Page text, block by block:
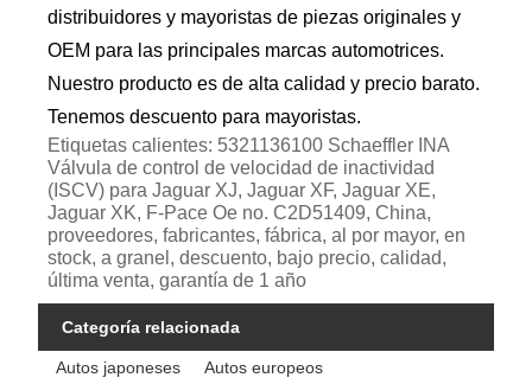
distribuidores y mayoristas de piezas originales y
OEM para las principales marcas automotrices.
Nuestro producto es de alta calidad y precio barato.
Tenemos descuento para mayoristas.
Etiquetas calientes: 5321136100 Schaeffler INA
Válvula de control de velocidad de inactividad
(ISCV) para Jaguar XJ, Jaguar XF, Jaguar XE,
Jaguar XK, F-Pace Oe no. C2D51409, China,
proveedores, fabricantes, fábrica, al por mayor, en
stock, a granel, descuento, bajo precio, calidad,
última venta, garantía de 1 año
Categoría relacionada
Autos japoneses
Autos europeos